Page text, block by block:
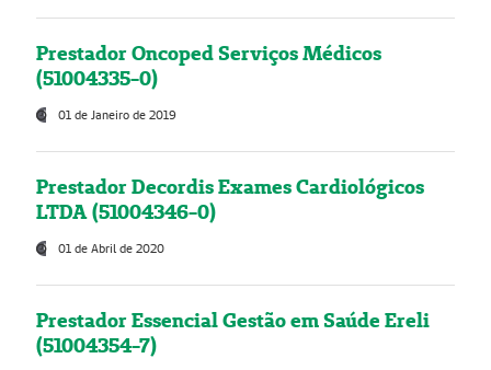
Prestador Oncoped Serviços Médicos
(51004335-0)
01 de Janeiro de 2019
Prestador Decordis Exames Cardiológicos
LTDA (51004346-0)
01 de Abril de 2020
Prestador Essencial Gestão em Saúde Ereli
(51004354-7)